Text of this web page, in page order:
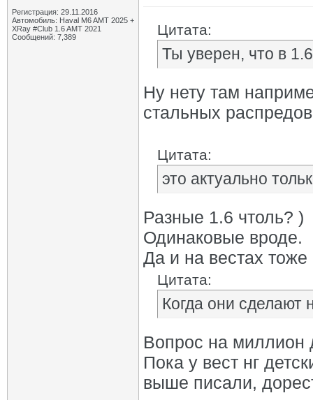
Регистрация: 29.11.2016
Автомобиль: Haval M6 AMT 2025 +
XRay #Club 1.6 AMT 2021
Сообщений: 7,389
Цитата:
Ты уверен, что в
Ну нету там
стальных
Цитата:
это актуально
Разные 1.6 чтоль? )
Одинаковые вроде.
Да и на вестах
Цитата:
Когда они сделают
Вопрос на миллион
Пока у вест нг
выше писали,